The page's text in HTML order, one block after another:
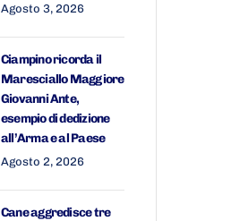
Agosto 3, 2026
Ciampino ricorda il
Maresciallo Maggiore
Giovanni Ante,
esempio di dedizione
all’Arma e al Paese
Agosto 2, 2026
Cane aggredisce tre